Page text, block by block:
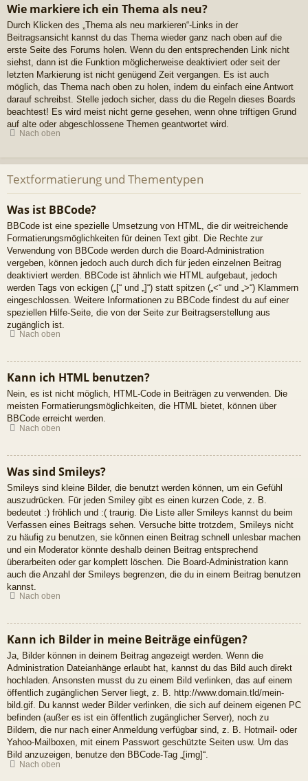
Wie markiere ich ein Thema als neu?
Durch Klicken des „Thema als neu markieren“-Links in der
Beitragsansicht kannst du das Thema wieder ganz nach oben auf die
erste Seite des Forums holen. Wenn du den entsprechenden Link nicht
siehst, dann ist die Funktion möglicherweise deaktiviert oder seit der
letzten Markierung ist nicht genügend Zeit vergangen. Es ist auch
möglich, das Thema nach oben zu holen, indem du einfach eine Antwort
darauf schreibst. Stelle jedoch sicher, dass du die Regeln dieses Boards
beachtest! Es wird meist nicht gerne gesehen, wenn ohne triftigen Grund
auf alte oder abgeschlossene Themen geantwortet wird.
Nach oben
Textformatierung und Thementypen
Was ist BBCode?
BBCode ist eine spezielle Umsetzung von HTML, die dir weitreichende
Formatierungsmöglichkeiten für deinen Text gibt. Die Rechte zur
Verwendung von BBCode werden durch die Board-Administration
vergeben, können jedoch auch durch dich für jeden einzelnen Beitrag
deaktiviert werden. BBCode ist ähnlich wie HTML aufgebaut, jedoch
werden Tags von eckigen („[“ und „]“) statt spitzen („<“ und „>“) Klammern
eingeschlossen. Weitere Informationen zu BBCode findest du auf einer
speziellen Hilfe-Seite, die von der Seite zur Beitragserstellung aus
zugänglich ist.
Nach oben
Kann ich HTML benutzen?
Nein, es ist nicht möglich, HTML-Code in Beiträgen zu verwenden. Die
meisten Formatierungsmöglichkeiten, die HTML bietet, können über
BBCode erreicht werden.
Nach oben
Was sind Smileys?
Smileys sind kleine Bilder, die benutzt werden können, um ein Gefühl
auszudrücken. Für jeden Smiley gibt es einen kurzen Code, z. B.
bedeutet :) fröhlich und :( traurig. Die Liste aller Smileys kannst du beim
Verfassen eines Beitrags sehen. Versuche bitte trotzdem, Smileys nicht
zu häufig zu benutzen, sie können einen Beitrag schnell unlesbar machen
und ein Moderator könnte deshalb deinen Beitrag entsprechend
überarbeiten oder gar komplett löschen. Die Board-Administration kann
auch die Anzahl der Smileys begrenzen, die du in einem Beitrag benutzen
kannst.
Nach oben
Kann ich Bilder in meine Beiträge einfügen?
Ja, Bilder können in deinem Beitrag angezeigt werden. Wenn die
Administration Dateianhänge erlaubt hat, kannst du das Bild auch direkt
hochladen. Ansonsten musst du zu einem Bild verlinken, das auf einem
öffentlich zugänglichen Server liegt, z. B. http://www.domain.tld/mein-
bild.gif. Du kannst weder Bilder verlinken, die sich auf deinem eigenen PC
befinden (außer es ist ein öffentlich zugänglicher Server), noch zu
Bildern, die nur nach einer Anmeldung verfügbar sind, z. B. Hotmail- oder
Yahoo-Mailboxen, mit einem Passwort geschützte Seiten usw. Um das
Bild anzuzeigen, benutze den BBCode-Tag „[img]“.
Nach oben